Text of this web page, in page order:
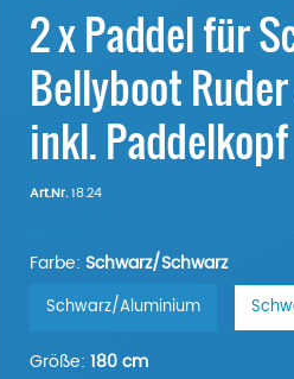
2 x Paddel für
Bellyboot
inkl. Paddelkopf
Art.Nr.18.24
Farbe: Schwarz/Schwarz
Schwarz/Aluminium
Größe: 180 cm